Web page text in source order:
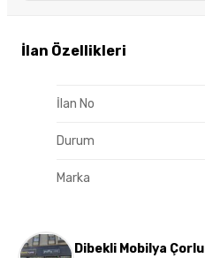
İlan Özellikleri
İlan No
Durum
Marka
Dibekli Mobilya Çorlu